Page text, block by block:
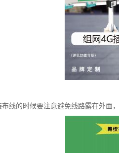
线的时候要注意避免线路露在外面